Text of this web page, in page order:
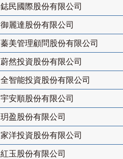
鋕民國際股份有限公司
御麗達股份有限公司
蓁美管理顧問股份有限公司
蔚然投資股份有限公司
全智能投資股份有限公司
宇安順股份有限公司
玥盈股份有限公司
家洋投資股份有限公司
紅玉股份有限公司